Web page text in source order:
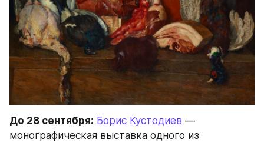
До 28 сентября: Борис Кустодиев —
монографическая выставка одного из